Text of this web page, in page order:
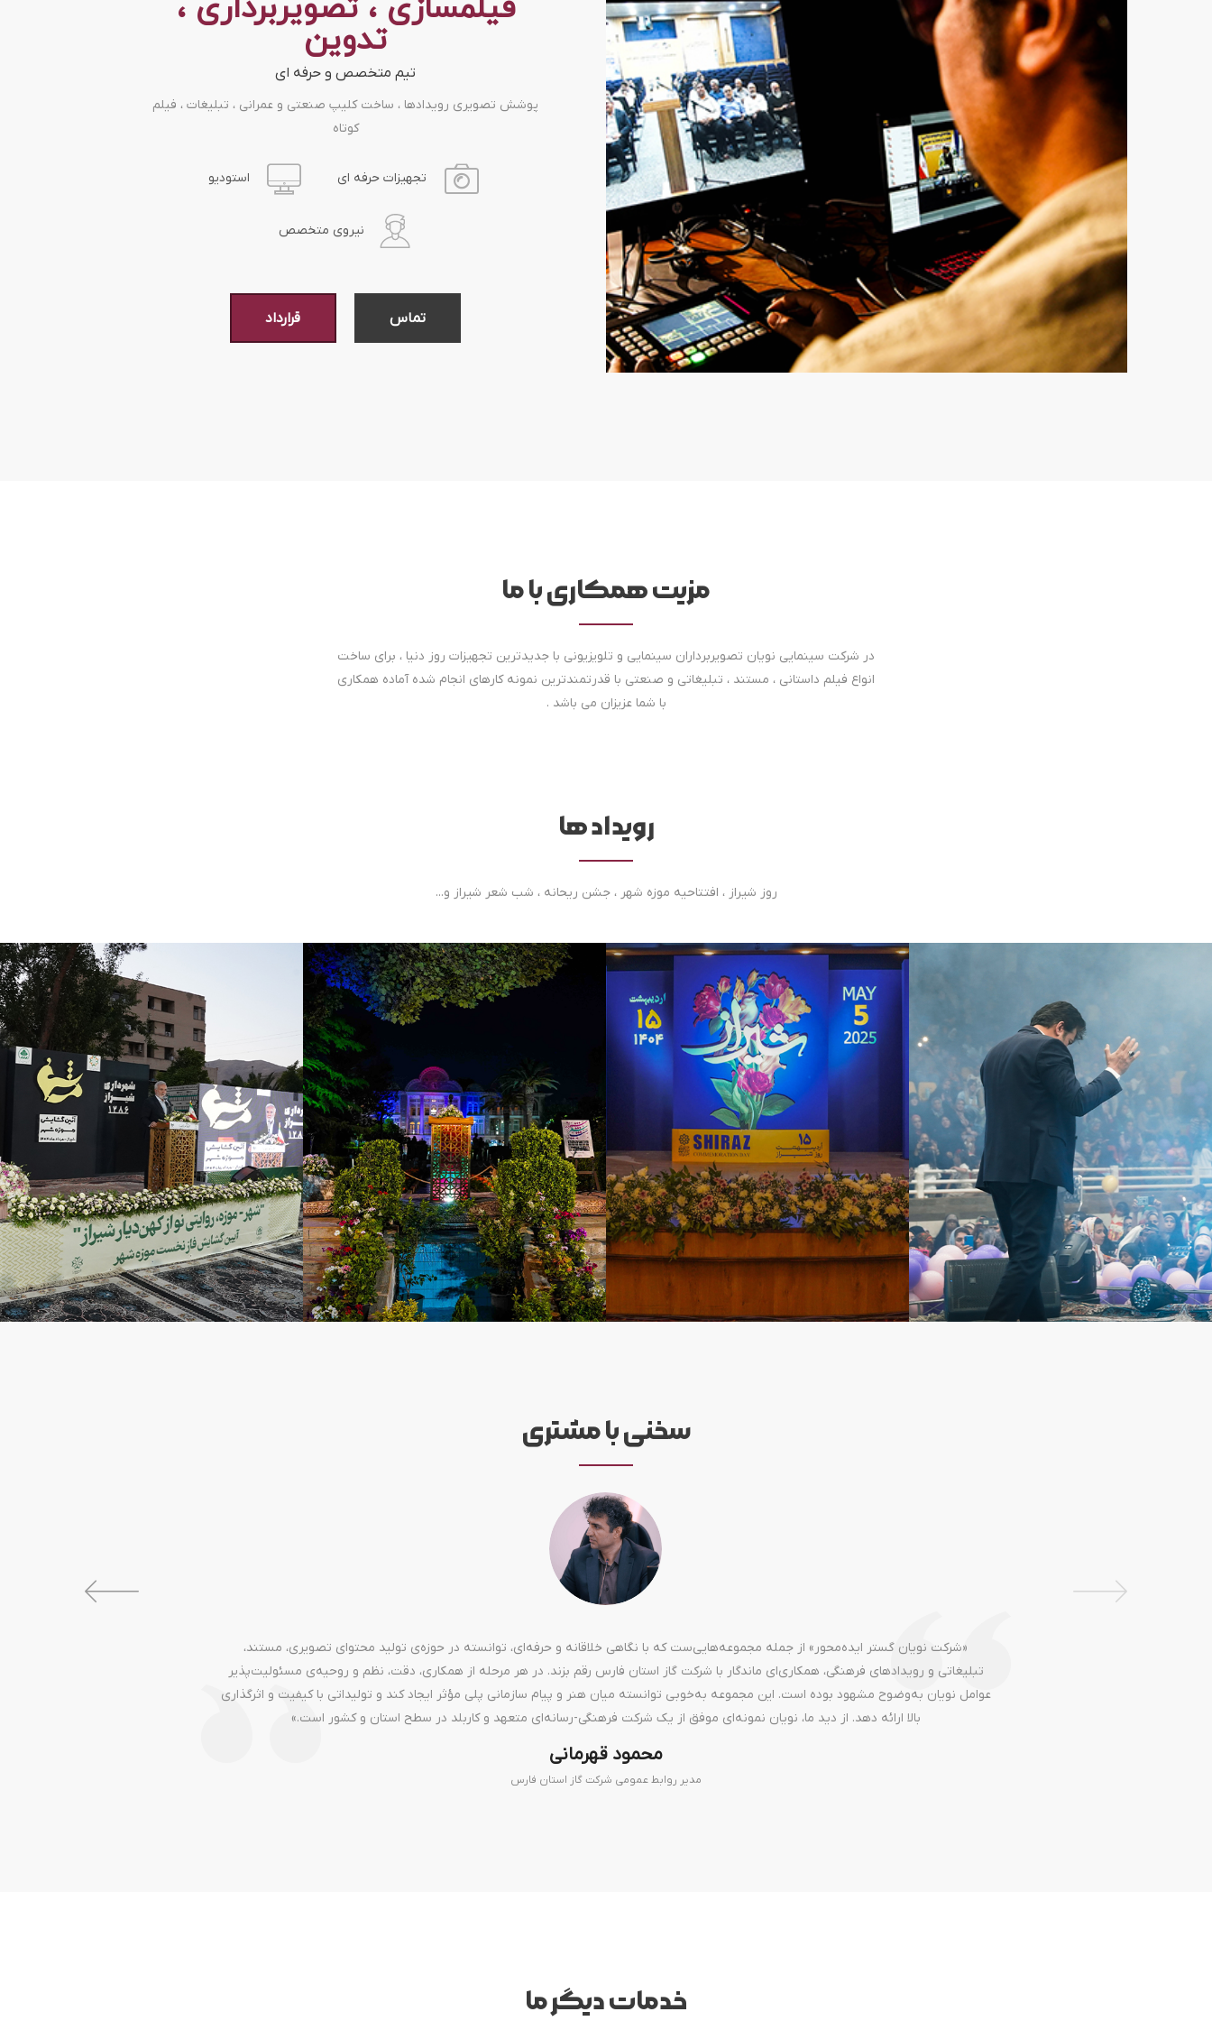
فیلمسازی ، تصویربرداری ،
تدوین
تیم متخصص و حرفه ای
پوشش تصویری رویدادها ، ساخت کلیپ صنعتی و عمرانی ، تبلیغات ، فیلم
کوتاه
تجهیزات حرفه ای استودیو
نیروی متخصص
تماس قرارداد
مزیت همکاری با ما
در شرکت سینمایی نویان تصویربرداران سینمایی و تلویزیونی با جدیدترین تجهیزات روز دنیا ، برای ساخت
انواع فیلم داستانی ، مستند ، تبلیغاتی و صنعتی با قدرتمندترین نمونه کارهای انجام شده آماده همکاری
با شما عزیزان می باشد .
رویداد ها
روز شیراز ، افتتاحیه موزه شهر ، جشن ریحانه ، شب شعر شیراز و...
سخنی با مشتری
«شرکت نویان گستر ایده‌محور» از جمله مجموعه‌هایی‌ست که با نگاهی خلاقانه و حرفه‌ای، توانسته در حوزه‌ی تولید محتوای تصویری، مستند،
تبلیغاتی و رویدادهای فرهنگی، همکاری‌ای ماندگار با شرکت گاز استان فارس رقم بزند. در هر مرحله از همکاری، دقت، نظم و روحیه‌ی مسئولیت‌پذیر
عوامل نویان به‌وضوح مشهود بوده است. این مجموعه به‌خوبی توانسته میان هنر و پیام سازمانی پلی مؤثر ایجاد کند و تولیداتی با کیفیت و اثرگذاری
بالا ارائه دهد. از دید ما، نویان نمونه‌ای موفق از یک شرکت فرهنگی-رسانه‌ای متعهد و کاربلد در سطح استان و کشور است.»
محمود قهرمانی
مدیر روابط عمومی شرکت گاز استان فارس
خدمات دیگر ما